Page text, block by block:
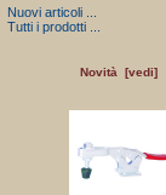
Nuovi articoli ...
Tutti i prodotti ...
Novità [vedi]